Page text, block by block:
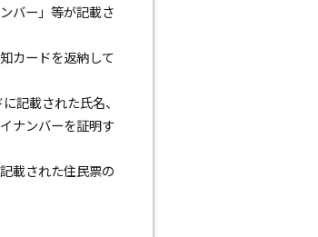
バー」等が記載さ
カードを返納して
記載された氏名、
ナンバーを証明す
載された住民票の